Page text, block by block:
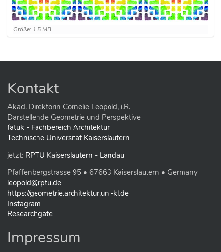
Z
e
e
l
d
i
v
o
l
e
G
r
ß
e
…
Größe: 1.5 MB
Kontakt
Akad. Direktorin Cornelie Leopold, i.R.
Darstellende Geometrie und Perspektive
fatuk - Fachbereich Architektur
Technische Universität Kaiserslautern
jetzt: RPTU Kaiserslautern - Landau
Pfaffenbergstrasse 95 • 67663 Kaiserslautern • Germany
leopold@rptu.de
https://geometrie.architektur.uni-kl.de
Instagram
Researchgate
Impressum